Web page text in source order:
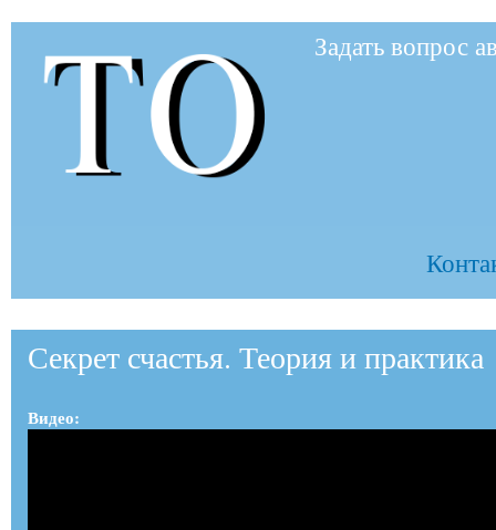
to-
Задать вопрос
Секрет счастья. Теория и практика
Видео: